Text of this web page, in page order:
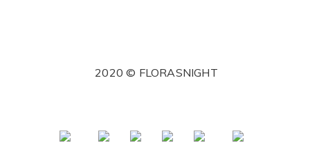
2020 © FLORASNIGHT